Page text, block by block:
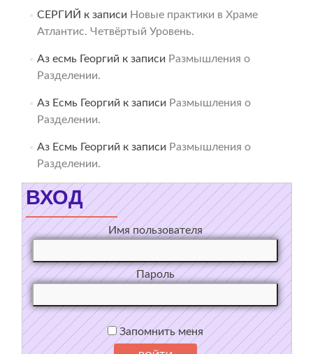
СЕРГИЙ к записи Новые практики в Храме
Атлантис. Четвёртый Уровень.
Аз есмь Георгий к записи Размышления о
Разделении.
Аз Есмь Георгий к записи Размышления о
Разделении.
Аз Есмь Георгий к записи Размышления о
Разделении.
ВХОД
Имя пользователя
Пароль
Запомнить меня